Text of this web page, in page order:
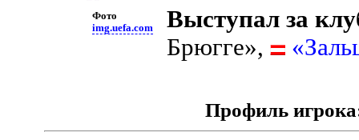
Фото
img.uefa.com
Выступал за
Брюгге»,
Профиль